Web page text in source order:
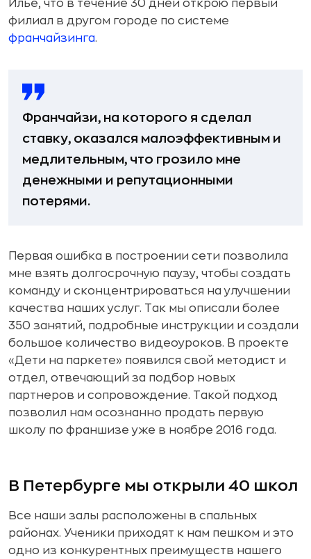
Илье, что в течение 30 дней открою первый
филиал в другом городе по системе
франчайзинга.
Франчайзи, на которого я сделал
ставку, оказался малоэффективным и
медлительным, что грозило мне
денежными и репутационными
потерями.
Первая ошибка в построении сети позволила
мне взять долгосрочную паузу, чтобы создать
команду и сконцентрироваться на улучшении
качества наших услуг. Так мы описали более
350 занятий, подробные инструкции и создали
большое количество видеоуроков. В проекте
«Дети на паркете» появился свой методист и
отдел, отвечающий за подбор новых
партнеров и сопровождение. Такой подход
позволил нам осознанно продать первую
школу по франшизе уже в ноябре 2016 года.
В Петербурге мы открыли 40 школ
Все наши залы расположены в спальных
районах. Ученики приходят к нам пешком и это
одно из конкурентных преимуществ нашего